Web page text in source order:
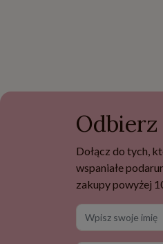
Odbierz
Dołącz do tych,
wspaniałe
zakupy powyżej
Wpisz swoje imię